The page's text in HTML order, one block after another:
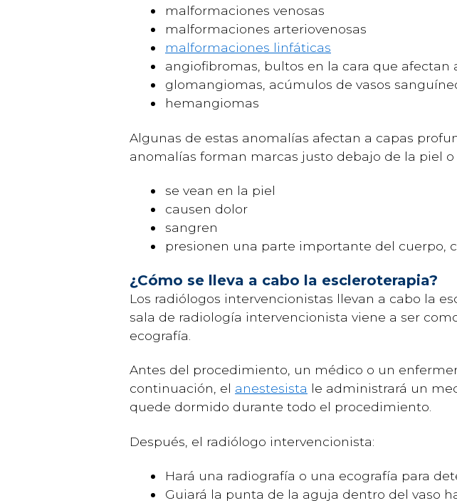
malformaciones venosas
malformaciones arteriovenosas
malformaciones linfáticas
angiofibromas, bultos en la cara que afectan
glomangiomas, acúmulos de vasos
hemangiomas
Algunas de estas anomalías afectan a capas
anomalías forman marcas justo debajo de la piel
se vean en la piel
causen dolor
sangren
presionen una parte importante del cuerpo,
¿Cómo se lleva a cabo la escleroterapia?
Los radiólogos intervencionistas llevan a cabo la
sala de radiología intervencionista viene a ser
ecografía.
Antes del procedimiento, un médico o un
continuación, el anestesista le administrará un
quede dormido durante todo el procedimiento.
Después, el radiólogo intervencionista:
Hará una radiografía o una ecografía para
Guiará la punta de la aguja dentro del vaso